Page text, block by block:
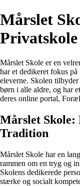
Mårslet
Mårslet Skole er en
har et dedikeret fokus
eleverne. Skolen
børn i alle aldre, og har
deres online portal,
Mårslet Skole:
Tradition
Mårslet Skole har en
rammen om en tryg og
Skolens dedikerede
stærke og socialt